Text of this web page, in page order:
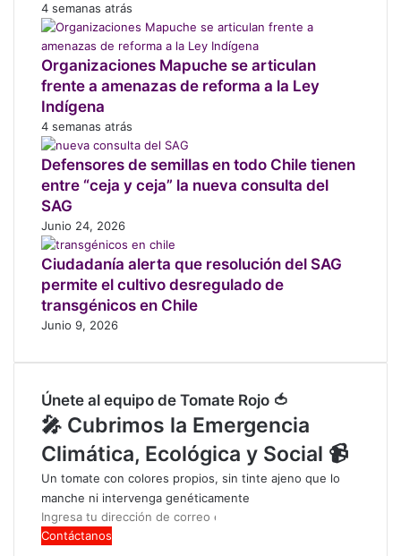
i
ó
n
s
o
b
r
e
c
a
m
i
o
c
l
i
m
t
c
o
4 semanas atrás
Organizaciones Mapuche se articulan
frente a amenazas de reforma a la Ley
Indígena
4 semanas atrás
Defensores de semillas en todo Chile tienen
entre “ceja y ceja” la nueva consulta del
SAG
Junio 24, 2026
Ciudadanía alerta que resolución del SAG
permite el cultivo desregulado de
transgénicos en Chile
Junio 9, 2026
Únete al equipo de Tomate Rojo 🍅
🎤 Cubrimos la Emergencia
Climática, Ecológica y Social 📹
Un tomate con colores propios, sin tinte ajeno que lo
manche ni intervenga genéticamente
Ingresa
tu